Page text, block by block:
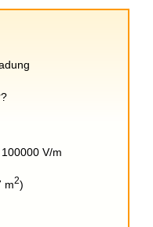
V/m
m2)